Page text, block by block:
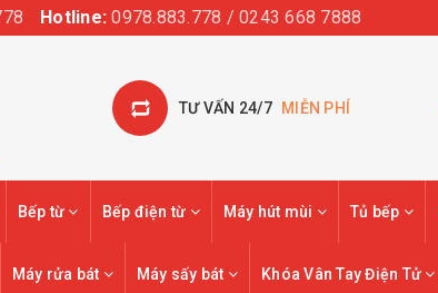
Hotline: 0978.883.778 / 0243 668 7888
TƯ VẤN 24/7 MIỄN PHÍ
Bếp từ Bếp điện từ Máy hút mùi Tủ bếp
Máy rửa bát Máy sấy bát Khóa Vân Tay Điện Tử